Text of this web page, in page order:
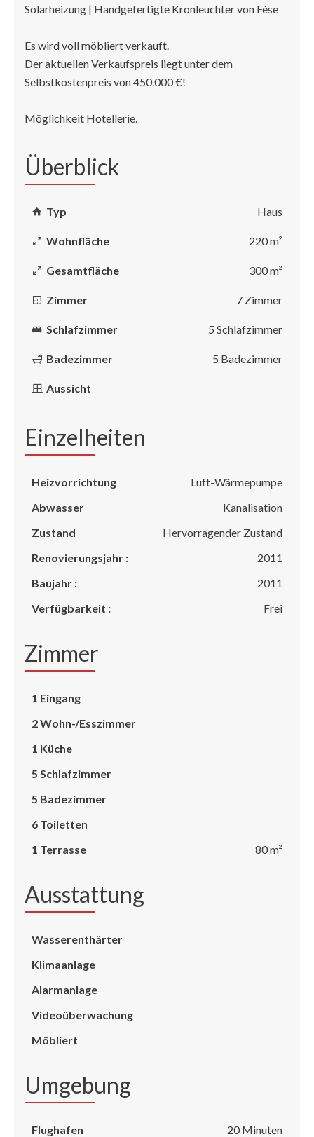
Solarheizung | Handgefertigte Kronleuchter von Fèse
Es wird voll möbliert verkauft.
Der aktuellen Verkaufspreis liegt unter dem
Selbstkostenpreis von 450.000 €!
Möglichkeit Hotellerie.
Überblick
Typ Haus
Wohnfläche 220 m²
Gesamtfläche 300 m²
Zimmer 7 Zimmer
Schlafzimmer 5 Schlafzimmer
Badezimmer 5 Badezimmer
Aussicht
Einzelheiten
Heizvorrichtung
Luft-Wärmepumpe
Abwasser
Kanalisation
Zustand
Hervorragender Zustand
Renovierungsjahr :
2011
Baujahr :
2011
Verfügbarkeit :
Frei
Zimmer
1 Eingang
2 Wohn-/Esszimmer
1 Küche
5 Schlafzimmer
5 Badezimmer
6 Toiletten
1 Terrasse
80 m²
Ausstattung
Wasserenthärter
Klimaanlage
Alarmanlage
Videoüberwachung
Möbliert
Umgebung
Flughafen
20 Minuten